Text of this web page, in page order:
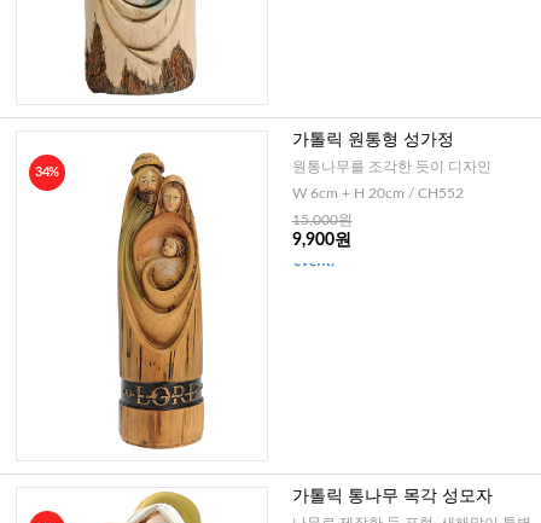
34%
가톨릭 원통형 성가정
원통나무를 조각한 듯이 디자인
W 6cm + H 20cm / CH552
15,000원
9,900원
가톨릭 통나무 목각 성모자